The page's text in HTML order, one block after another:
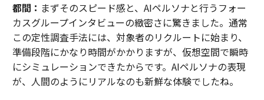
都間： まずそのスピード感と、AIペルソナと行うフォー
カスグループインタビューの緻密さに驚きました。通常
この定性調査手法には、対象者のリクルートに始まり、
準備段階にかなり時間がかかりますが、仮想空間で瞬時
にシミュレーションできたからです。AIペルソナの表現
が、人間のようにリアルなのも新鮮な体験でしたね。